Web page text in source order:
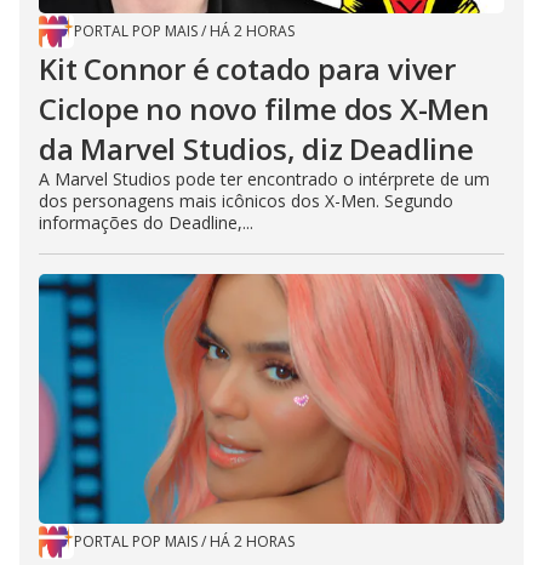
PORTAL POP MAIS/ HÁ 2 HORAS
Kit Connor é cotado para viver
Ciclope no novo filme dos X-Men
da Marvel Studios, diz Deadline
A Marvel Studios pode ter encontrado o intérprete de um
dos personagens mais icônicos dos X-Men. Segundo
informações do Deadline,...
PORTAL POP MAIS/ HÁ 2 HORAS